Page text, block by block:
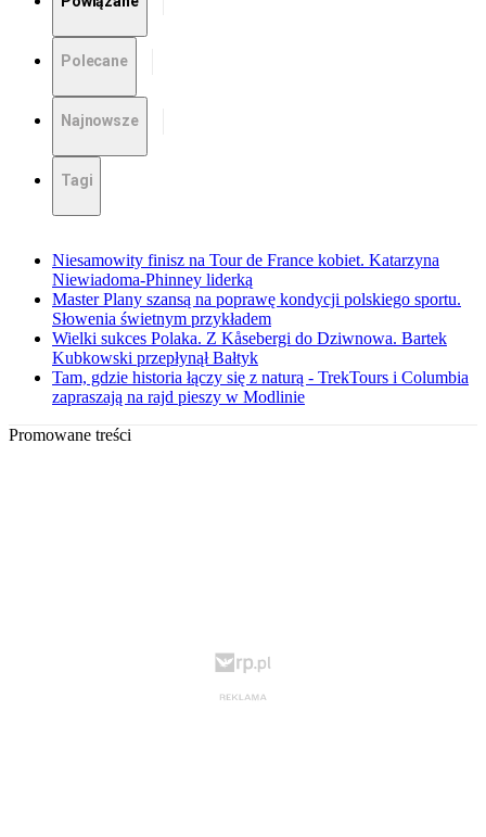
Polecane
Najnowsze
Tagi
Niesamowity finisz na Tour de France kobiet. Katarzyna
Niewiadoma-Phinney liderką
Master Plany szansą na poprawę kondycji polskiego sportu.
Słowenia świetnym przykładem
Wielki sukces Polaka. Z Kåsebergi do Dziwnowa. Bartek
Kubkowski przepłynął Bałtyk
Tam, gdzie historia łączy się z naturą - TrekTours i Columbia
zapraszają na rajd pieszy w Modlinie
Promowane treści